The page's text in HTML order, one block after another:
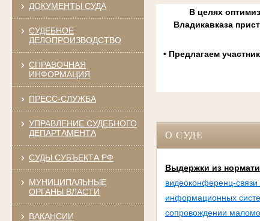
ДОКУМЕНТЫ СУДА
СУДЕБНОЕ
ДЕЛОПРОИЗВОДСТВО
СПРАВОЧНАЯ
ИНФОРМАЦИЯ
ПРЕСС-СЛУЖБА
УПРАВЛЕНИЕ СУДЕБНОГО
ДЕПАРТАМЕНТА
СУДЫ СУБЪЕКТА РФ
МУНИЦИПАЛЬНЫЕ
ОРГАНЫ ВЛАСТИ
ВАКАНСИИ
В целях
Владикавказа
• Предлагаем
О СУДЕ
Выдержки из
видеоконференц-
информационных
сопровождении